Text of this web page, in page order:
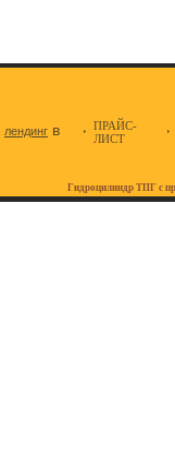
лендинг в
ПРАЙС-
ЛИСТ
Гидроцилиндр ТПГ с